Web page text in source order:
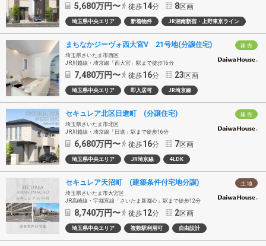
5,680万円〜 徒歩14分 8区画
埼玉県中央エリア 新着物件 JR湘南新宿・上野東京ライン
建 売
まちなかジーヴォ西大宮V 21号地(分譲住宅)
埼玉県さいたま市西区
JR川越線・埼京線「西大宮」駅まで徒歩16分
7,480万円〜 徒歩16分 23区画
埼玉県中央エリア 即入居可 JR埼京線
建 売
セキュレア北区日進町 (分譲住宅)
埼玉県さいたま市北区
JR川越線・埼京線「日進」駅まで徒歩16分
6,680万円〜 徒歩16分 7区画
埼玉県中央エリア JR埼京線 4LDK
土 地
セキュレア天沼町 (建築条件付宅地分譲)
埼玉県さいたま市大宮区
JR高崎線・宇都宮線「さいたま新都心」駅まで徒歩12分
8,740万円〜 徒歩12分 2区画
埼玉県中央エリア 複数駅利用可 自由設計